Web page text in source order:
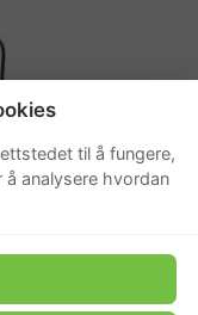
til å fungere,
analysere hvordan